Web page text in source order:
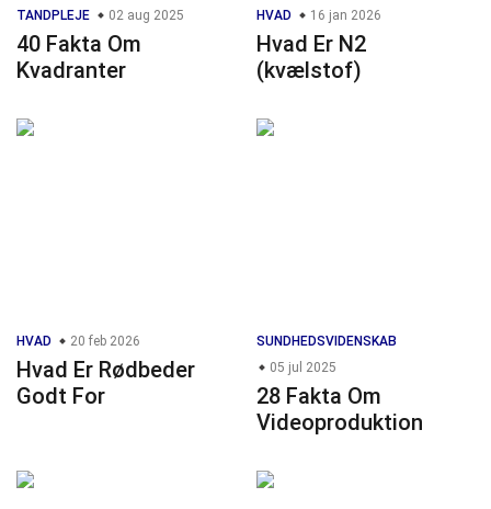
TANDPLEJE 02 aug 2025
40 Fakta Om
Kvadranter
HVAD 16 jan 2026
Hvad Er N2
(kvælstof)
HVAD 20 feb 2026
Hvad Er Rødbeder
Godt For
SUNDHEDSVIDENSKAB
05 jul 2025
28 Fakta Om
Videoproduktion